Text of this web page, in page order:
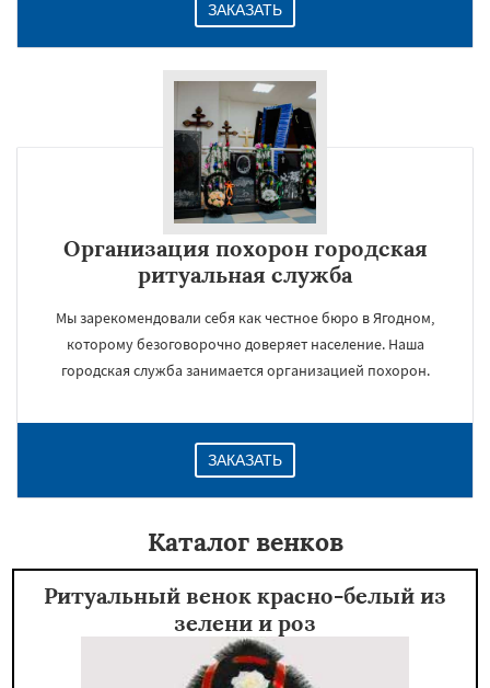
ЗАКАЗАТЬ
Организация похорон городская
ритуальная служба
Мы зарекомендовали себя как честное бюро в Ягодном,
которому безоговорочно доверяет население. Наша
городская служба занимается организацией похорон.
ЗАКАЗАТЬ
Каталог венков
Ритуальный венок красно-белый из
зелени и роз